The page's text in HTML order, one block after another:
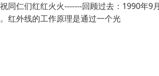
同仁们红红火火-------回顾过去：1990年9
红外线的工作原理是通过一个光